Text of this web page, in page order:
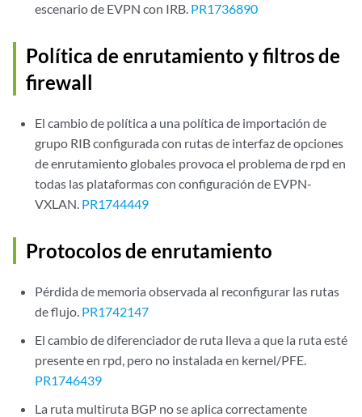
escenario de EVPN con IRB. PR1736890
Política de enrutamiento y filtros de
firewall
El cambio de política a una política de importación de
grupo RIB configurada con rutas de interfaz de opciones
de enrutamiento globales provoca el problema de rpd en
todas las plataformas con configuración de EVPN-
VXLAN. PR1744449
Protocolos de enrutamiento
Pérdida de memoria observada al reconfigurar las rutas
de flujo. PR1742147
El cambio de diferenciador de ruta lleva a que la ruta esté
presente en rpd, pero no instalada en kernel/PFE.
PR1746439
La ruta multiruta BGP no se aplica correctamente